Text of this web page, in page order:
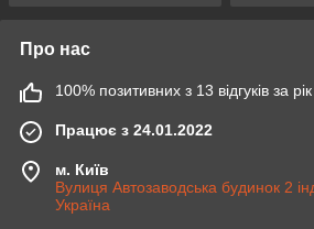
Про нас
100% позитивних з 13 відгуків за рік
Працює з 24.01.2022
м. Київ
Вулиця Автозаводська будинок 2
Україна